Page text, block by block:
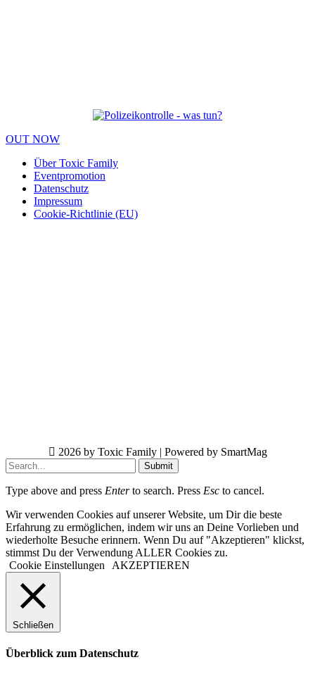
OUT NOW
Über Toxic Family
Eventpromotion
Datenschutz
Impressum
Cookie-Richtlinie (EU)
2026 by Toxic Family | Powered by SmartMag
Submit
Type above and press Enterto search. Press Esc to cancel.
Wir verwenden Cookies auf unserer Website, um Dir die beste
Erfahrung zu ermöglichen, indem wir uns an Deine Vorlieben und
wiederholte Besuche erinnern. Wenn Du auf "Akzeptieren" klickst,
stimmst Du der Verwendung ALLER Cookies zu.
Cookie Einstellungen
AKZEPTIEREN
Schließen
Überblick zum Datenschutz